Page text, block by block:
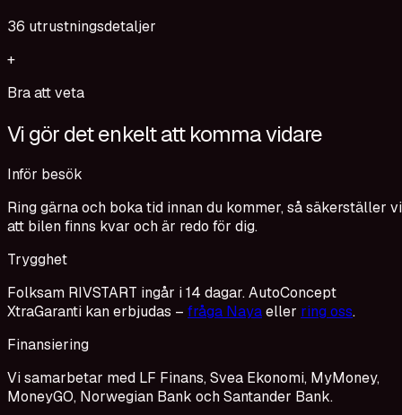
36 utrustningsdetaljer
+
Bra att veta
Vi gör det enkelt att komma vidare
Inför besök
Ring gärna och boka tid innan du kommer, så säkerställer vi
att bilen finns kvar och är redo för dig.
Trygghet
Folksam RIVSTART ingår i 14 dagar. AutoConcept
XtraGaranti kan erbjudas – fråga Nayaeller ring oss.
Finansiering
Vi samarbetar med LF Finans, Svea Ekonomi, MyMoney,
MoneyGO, Norwegian Bank och Santander Bank.